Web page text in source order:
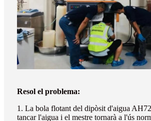
Resol el problema:
1. La bola flotant del dipòsit d'aigua
tancar l'aigua i el mestre tornarà a l'ús